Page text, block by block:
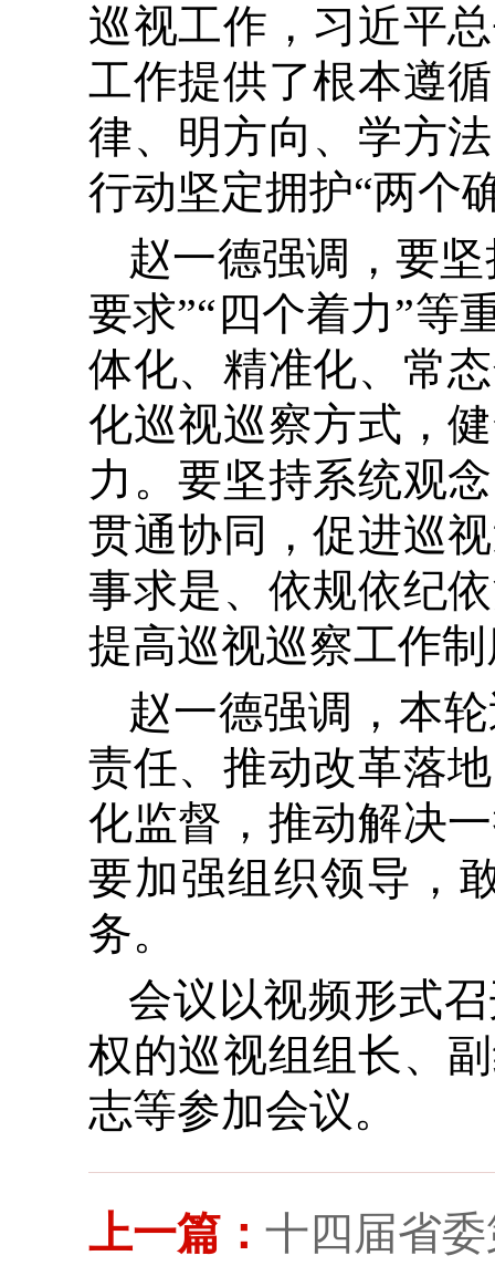
巡视工作，习近平
工作提供了根本遵
律、明方向、学方
行动坚定拥护“两个
赵一德强调，要
要求”“四个着力”等
体化、精准化、常
化巡视巡察方式，
力。要坚持系统观
贯通协同，促进巡
事求是、依规依纪
提高巡视巡察工作
赵一德强调，本
责任、推动改革落
化监督，推动解决
要加强组织领导，
务。
会议以视频形式
权的巡视组组长、
志等参加会议。
上一篇： 十四届省